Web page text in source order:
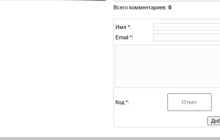
Всего комментариев: 0
Имя *:
Email *:
Код *: